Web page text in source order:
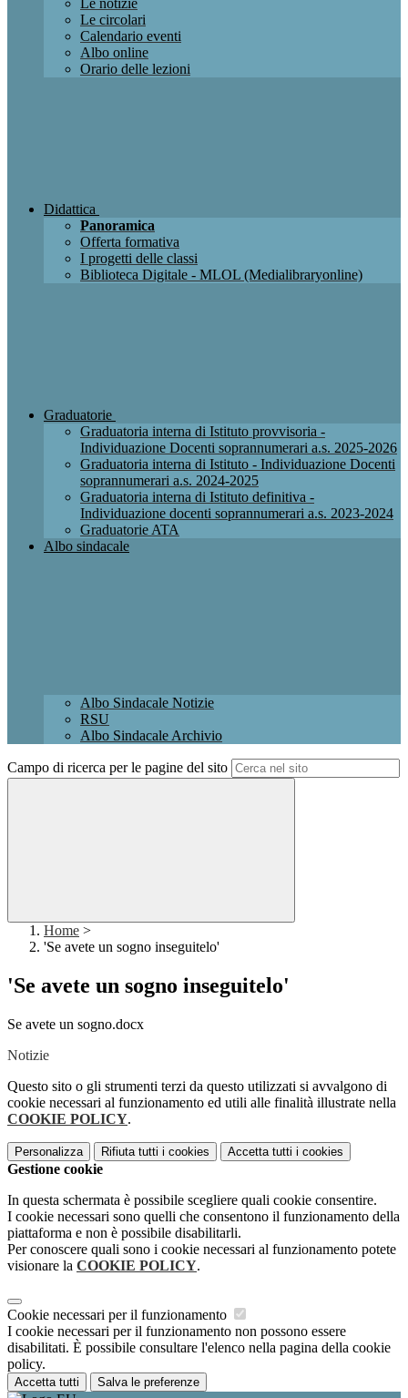
Le notizie
Le circolari
Calendario eventi
Albo online
Orario delle lezioni
Didattica
Panoramica
Offerta formativa
I progetti delle classi
Biblioteca Digitale - MLOL (Medialibraryonline)
Graduatorie
Graduatoria interna di Istituto provvisoria -
Individuazione Docenti soprannumerari a.s. 2025-2026
Graduatoria interna di Istituto - Individuazione Docenti
soprannumerari a.s. 2024-2025
Graduatoria interna di Istituto definitiva -
Individuazione docenti soprannumerari a.s. 2023-2024
Graduatorie ATA
Albo sindacale
Albo Sindacale Notizie
RSU
Albo Sindacale Archivio
Campo di ricerca per le pagine del sito
Home >
'Se avete un sogno inseguitelo'
'Se avete un sogno inseguitelo'
Se avete un sogno.docx
Notizie
Questo sito o gli strumenti terzi da questo utilizzati si avvalgono di
cookie necessari al funzionamento ed utili alle finalità illustrate nella
COOKIE POLICY.
Personalizza Rifiuta tutti i cookies Accetta tutti i cookies
Gestione cookie
In questa schermata è possibile scegliere quali cookie consentire.
I cookie necessari sono quelli che consentono il funzionamento della
piattaforma e non è possibile disabilitarli.
Per conoscere quali sono i cookie necessari al funzionamento potete
visionare la COOKIE POLICY.
Cookie necessari per il funzionamento
I cookie necessari per il funzionamento non possono essere
disabilitati. È possibile consultare l'elenco nella pagina della cookie
policy.
Accetta tutti Salva le preferenze